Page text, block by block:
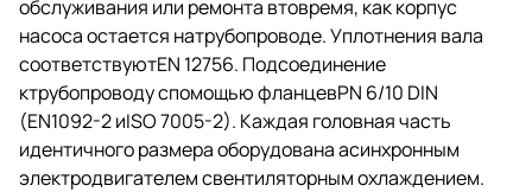
обслуживания или ремонта втовремя, как корпус
насоса остается натрубопроводе. Уплотнения вала
соответствуютEN 12756. Подсоединение
ктрубопроводу спомощью фланцевPN 6/10 DIN
(EN1092-2 иISO 7005-2). Каждая головная часть
идентичного размера оборудована асинхронным
электродвигателем свентиляторным охлаждением.